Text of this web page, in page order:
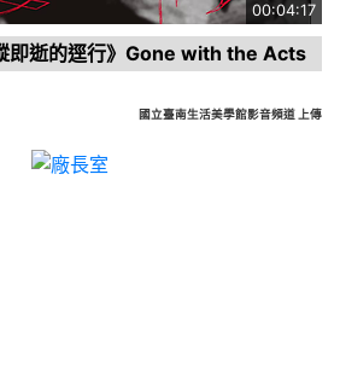
00:04:17
即逝的逕行》Gone with the Acts
國立臺南生活美學館影音頻道 上傳